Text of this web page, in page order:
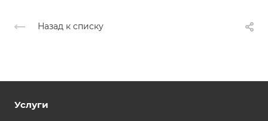
Назад к списку
Услуги